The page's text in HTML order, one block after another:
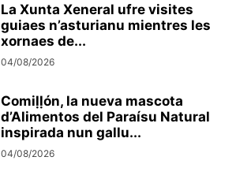
La Xunta Xeneral ufre visites
guiaes n’asturianu mientres les
xornaes de...
04/08/2026
Comiḷḷón, la nueva mascota
d’Alimentos del Paraísu Natural
inspirada nun gallu...
04/08/2026